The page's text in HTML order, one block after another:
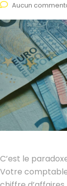
Aucun
C’est le
Votre